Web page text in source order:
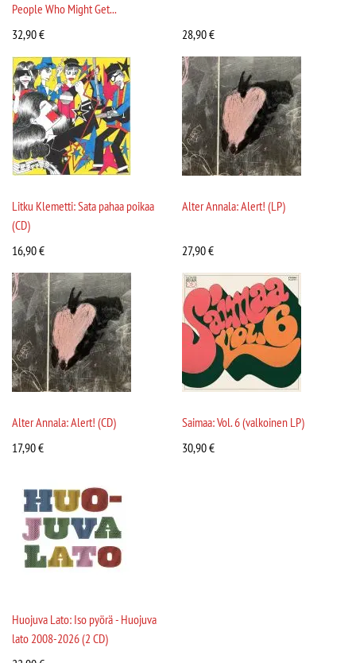
People Who Might Get...
32,90€ 28,90€
Litku Klemetti: Sata pahaa poikaa
(CD)
16,90€
Alter Annala: Alert! (LP)
27,90€
Alter Annala: Alert! (CD)
17,90€
Saimaa: Vol. 6 (valkoinen LP)
30,90€
Huojuva Lato: Iso pyörä - Huojuva
lato 2008-2026 (2 CD)